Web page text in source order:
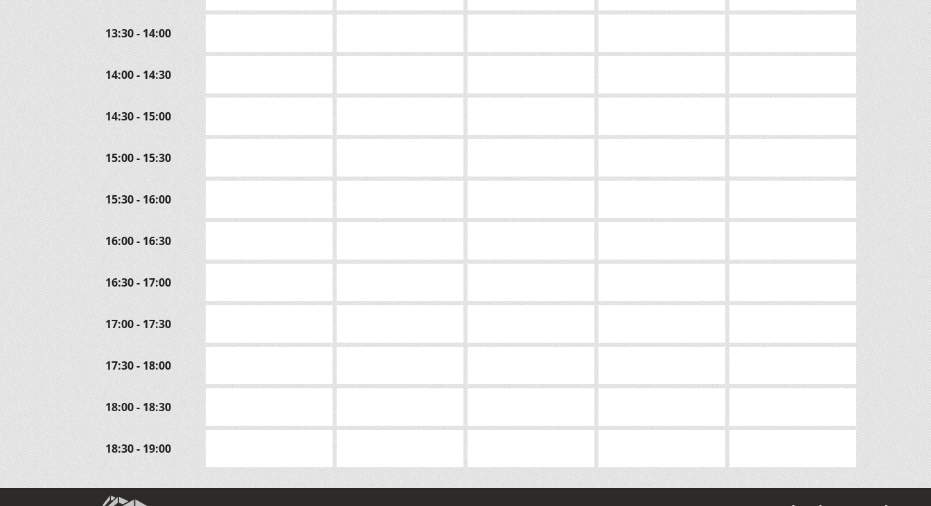
13:30 - 14:00
14:00 - 14:30
14:30 - 15:00
15:00 - 15:30
15:30 - 16:00
16:00 - 16:30
16:30 - 17:00
17:00 - 17:30
17:30 - 18:00
18:00 - 18:30
18:30 - 19:00